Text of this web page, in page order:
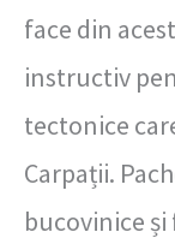
face din
instructiv
tectonice
Carpații.
bucovinice